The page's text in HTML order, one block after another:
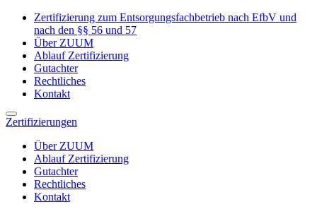
Zertifizierung zum Entsorgungsfachbetrieb nach EfbV und
nach den §§ 56 und 57
Über ZUUM
Ablauf Zertifizierung
Gutachter
Rechtliches
Kontakt
Zertifizierungen
Über ZUUM
Ablauf Zertifizierung
Gutachter
Rechtliches
Kontakt